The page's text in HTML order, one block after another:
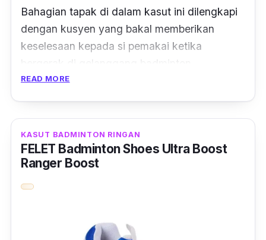
Bahagian tapak di dalam kasut ini dilengkapi
dengan kusyen yang bakal memberikan
keselesaan kepada si pemakai ketika
bergerak di gelanggang badminton.
Bukan itu sahaja, saiz kasut yang ada juga
pelbagai iaitu dari saiz UK6 hingga UK8.
dan lelaki boleh pakai tanpa masalah.
READ MORE
KASUT BADMINTON RINGAN
FELET Badminton Shoes Ultra Boost
Ranger Boost